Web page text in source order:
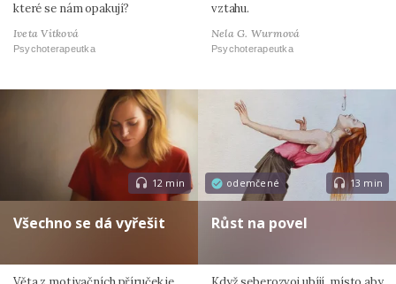
které se nám opakují?
Iveta Vitková
Psychoterapeutka
vztahu.
Nela G. Wurmová
Psychoterapeutka
12 min
Všechno se dá vyřešit
odemčené 13 min
Růst na povel